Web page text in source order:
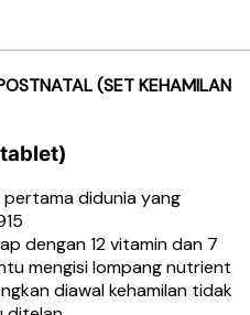
(SET KEHAMILAN
didunia yang
dengan 12 vitamin dan 7
mengisi lompang nutrient
diawal kehamilan tidak